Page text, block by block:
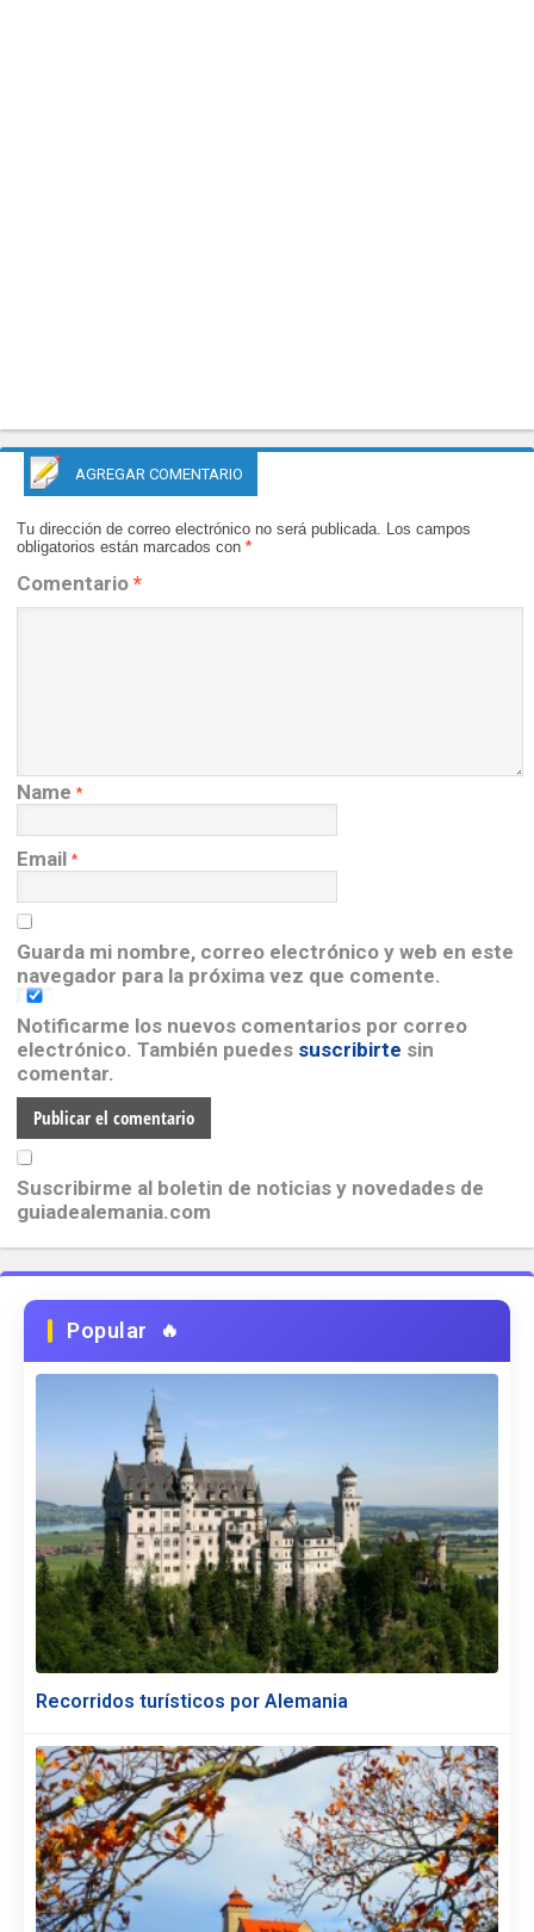
AGREGAR COMENTARIO
Tu dirección de correo electrónico no será publicada. Los campos
obligatorios están marcados con *
Comentario *
Name *
Email *
Guarda mi nombre, correo electrónico y web en este
navegador para la próxima vez que comente.
Notificarme los nuevos comentarios por correo
electrónico. También puedes suscribirte sin
comentar.
Suscribirme al boletin de noticias y novedades de
guiadealemania.com
Popular
Recorridos turísticos por Alemania